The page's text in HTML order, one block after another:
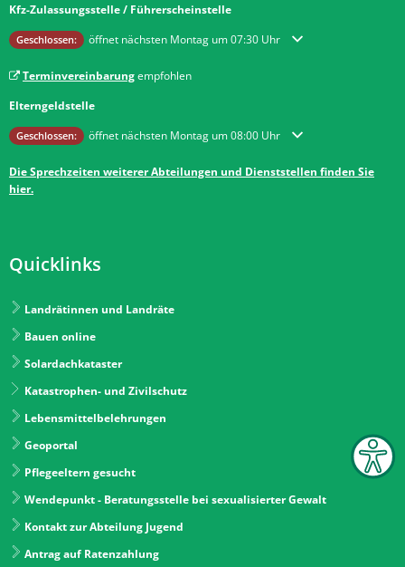
Kfz-Zulassungsstelle / Führerscheinstelle
Klicken, um weitere Öffnungs- oder Schließzeiten auszublenden
Geschlossen: öffnet nächsten Montag um 07:30 Uhr
Terminvereinbarungempfohlen
Elterngeldstelle
Klicken, um weitere Öffnungs- oder Schließzeiten auszublenden
Geschlossen: öffnet nächsten Montag um 08:00 Uhr
Die Sprechzeiten weiterer Abteilungen und Dienststellen finden Sie
hier.
Quicklinks
Landrätinnen und Landräte
Bauen online
Solardachkataster
Katastrophen- und Zivilschutz
Lebensmittelbelehrungen
Geoportal
Pflegeeltern gesucht
Wendepunkt - Beratungsstelle bei sexualisierter Gewalt
Kontakt zur Abteilung Jugend
Antrag auf Ratenzahlung